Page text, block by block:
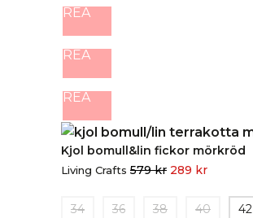
REA
REA
REA
Kjol bomull&lin fickor mörkröd
Living Crafts 579kr 289 kr
34 36 38 40 42